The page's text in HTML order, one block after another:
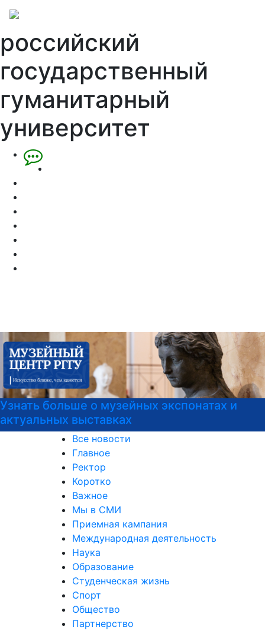
российский
государственный
гуманитарный
университет
Узнать больше о музейных экспонатах и
актуальных выставках
Все новости
Главное
Ректор
Коротко
Важное
Мы в СМИ
Приемная кампания
Международная деятельность
Наука
Образование
Студенческая жизнь
Спорт
Общество
Партнерство